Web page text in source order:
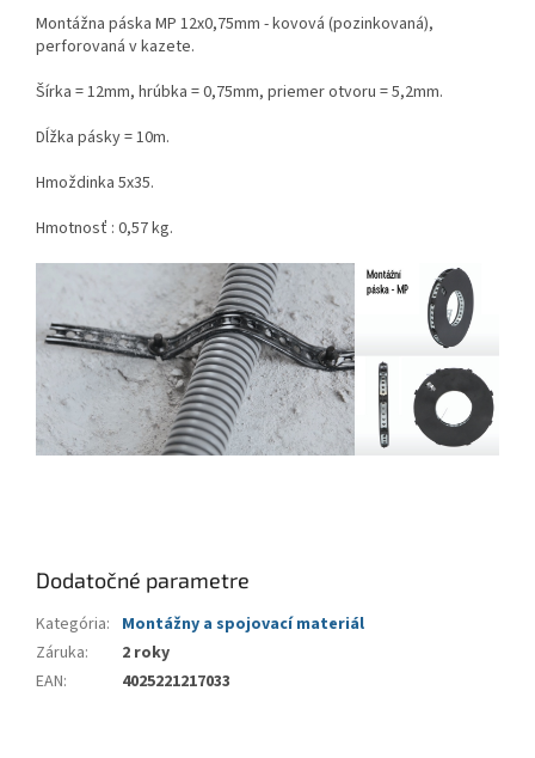
Montážna páska MP 12x0,75mm - kovová (pozinkovaná),
perforovaná v kazete.
Šírka = 12mm, hrúbka = 0,75mm, priemer otvoru = 5,2mm.
Dĺžka pásky = 10m.
Hmoždinka 5x35.
Hmotnosť : 0,57 kg.
Dodatočné parametre
Kategória: Montážny a spojovací materiál
Záruka:
2 roky
EAN: 4025221217033